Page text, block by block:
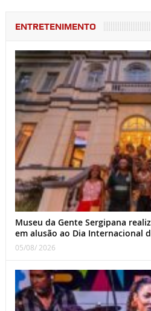
ENTRETENIMENTO
Museu da Gente Sergipana
em alusão ao Dia Internacional
05/08/ 2026